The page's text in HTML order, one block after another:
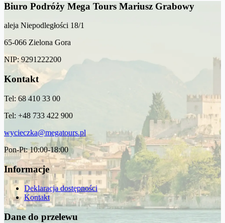
Biuro Podróży Mega Tours Mariusz Grabowy
aleja Niepodległości 18/1
65-066 Zielona Gora
NIP: 9291222200
Kontakt
Tel: 68 410 33 00
Tel: +48 733 422 900
wycieczka@megatours.pl
Pon-Pt: 10:00-18:00
Informacje
Deklaracja dostępności
Kontakt
Dane do przelewu